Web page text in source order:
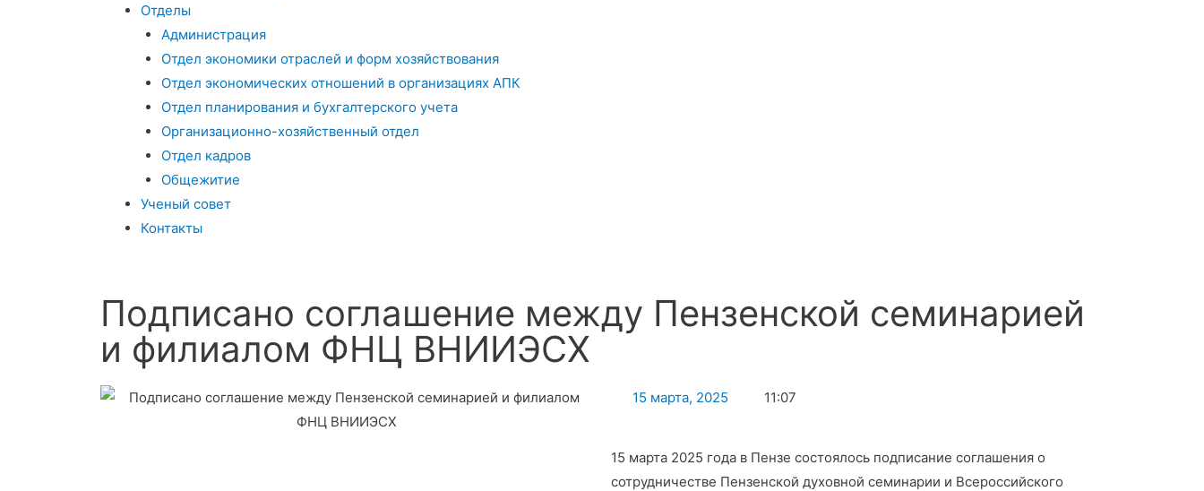
Отделы
Администрация
Отдел экономики отраслей и форм хозяйствования
Отдел экономических отношений в организациях АПК
Отдел планирования и бухгалтерского учета
Организационно-хозяйственный отдел
Отдел кадров
Общежитие
Ученый совет
Контакты
Подписано соглашение между Пензенской семинарией
и филиалом ФНЦ ВНИИЭСХ
15 марта, 2025 11:07
15 марта 2025 года в Пензе состоялось подписание соглашения о
сотрудничестве Пензенской духовной семинарии и Всероссийского